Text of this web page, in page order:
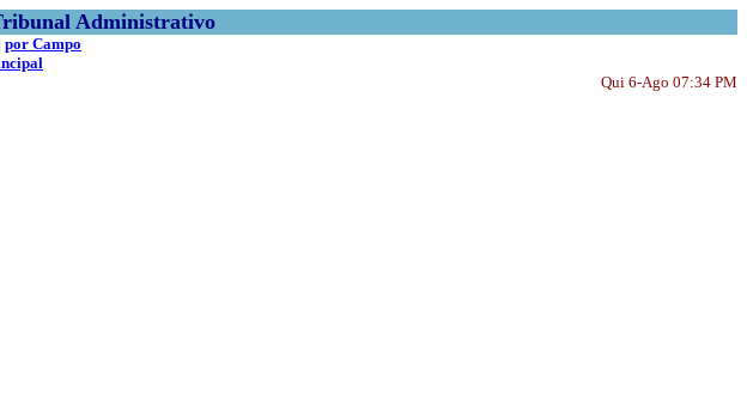
Administrativo
por Campo
Qui 6-Ago 07:34 PM